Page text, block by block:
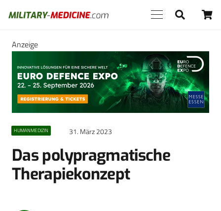
Anzeige
HUMANMEDIZIN 31. März 2023
Das polypragmatische
Therapiekonzept